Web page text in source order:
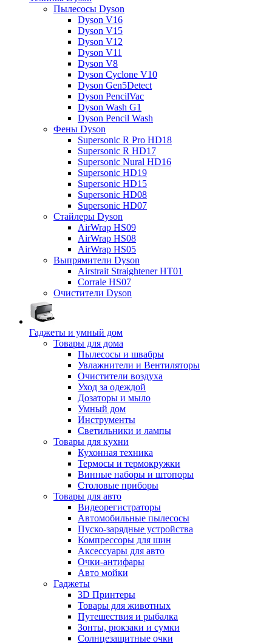
Пылесосы Dyson
Dyson V16
Dyson V15
Dyson V12
Dyson V11
Dyson V8
Dyson Cyclone V10
Dyson Gen5Detect
Dyson PencilVac
Dyson Wash G1
Dyson Pencil Wash
Фены Dyson
Supersonic R Pro HD18
Supersonic R HD17
Supersonic Nural HD16
Supersonic HD19
Supersonic HD15
Supersonic HD08
Supersonic HD07
Стайлеры Dyson
AirWrap HS09
AirWrap HS08
AirWrap HS05
Выпрямители Dyson
Airstrait Straightener HT01
Corrale HS07
Очистители Dyson
Гаджеты и умный дом
Товары для дома
Пылесосы и швабры
Увлажнители и Вентиляторы
Очистители воздуха
Уход за одеждой
Дозаторы и мыло
Умный дом
Инструменты
Светильники и лампы
Товары для кухни
Кухонная техника
Термосы и термокружки
Винные наборы и штопоры
Столовые приборы
Товары для авто
Видеорегистраторы
Автомобильные пылесосы
Пуско-зарядные устройства
Компрессоры для шин
Аксессуары для авто
Очки-антифары
Авто мойки
Гаджеты
3D Принтеры
Товары для животных
Путешествия и рыбалка
Зонты, рюкзаки и сумки
Солнцезащитные очки